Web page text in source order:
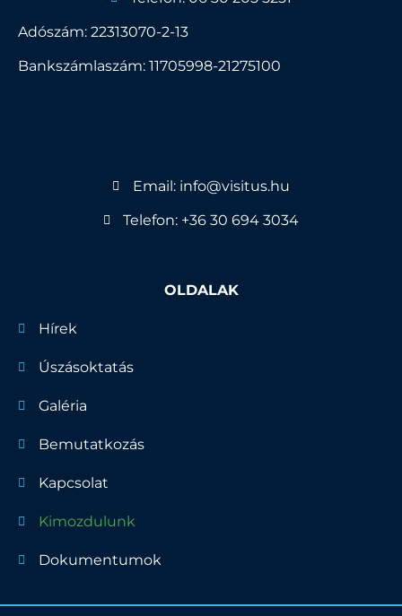
Adószám: 22313070-2-13
Bankszámlaszám: 11705998-21275100
Email: info@visitus.hu
Telefon: +36 30 694 3034
OLDALAK
Hírek
Úszásoktatás
Galéria
Bemutatkozás
Kapcsolat
Kimozdulunk
Dokumentumok